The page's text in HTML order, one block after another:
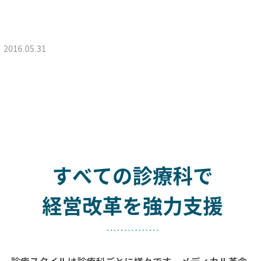
2016.05.31
すべての診療科で
経営改革を強力支援